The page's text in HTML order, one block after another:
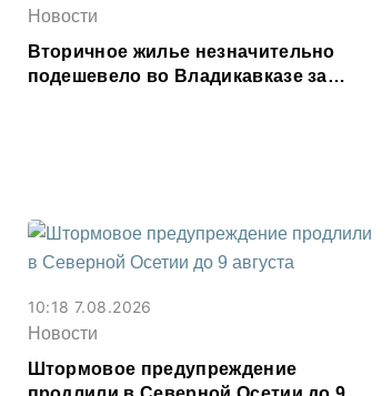
Новости
Вторичное жилье незначительно
подешевело во Владикавказе за
10:18 7.08.2026
Новости
Штормовое предупреждение